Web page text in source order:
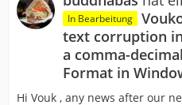
In Bearbeitung
text corruption
a comma-
Format in
Hi Vouk , any news after our